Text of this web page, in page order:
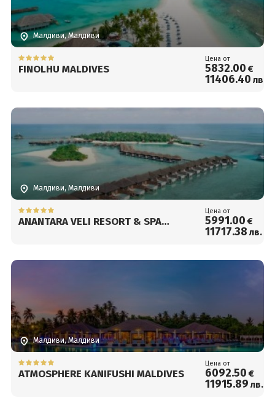
Малдиви, Малдиви
FINOLHU MALDIVES
Цена от
5832.00 €
11406.40 лв.
Малдиви, Малдиви
ANANTARA VELI RESORT & SPA
Цена от
5991.00 €
11717.38 лв.
Малдиви, Малдиви
ATMOSPHERE KANIFUSHI MALDIVES
Цена от
6092.50 €
11915.89 лв.